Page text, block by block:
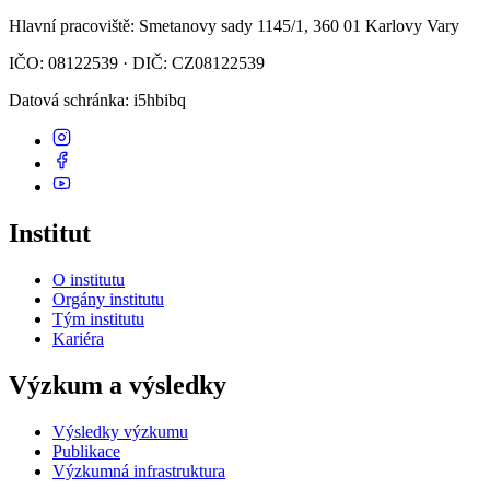
Hlavní pracoviště: Smetanovy sady 1145/1, 360 01 Karlovy Vary
IČO: 08122539 · DIČ: CZ08122539
Datová schránka: i5hbibq
Institut
O institutu
Orgány institutu
Tým institutu
Kariéra
Výzkum a výsledky
Výsledky výzkumu
Publikace
Výzkumná infrastruktura